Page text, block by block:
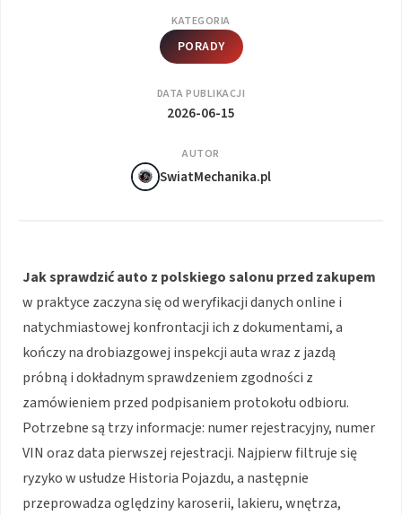
KATEGORIA
PORADY
DATA PUBLIKACJI
2026-06-15
AUTOR
SwiatMechanika.pl
Jak sprawdzić auto z polskiego salonu przed zakupem
w praktyce zaczyna się od weryfikacji danych online i
natychmiastowej konfrontacji ich z dokumentami, a
kończy na drobiazgowej inspekcji auta wraz z jazdą
próbną i dokładnym sprawdzeniem zgodności z
zamówieniem przed podpisaniem protokołu odbioru.
Potrzebne są trzy informacje: numer rejestracyjny, numer
VIN oraz data pierwszej rejestracji. Najpierw filtruje się
ryzyko w usłudze Historia Pojazdu, a następnie
przeprowadza oględziny karoserii, lakieru, wnętrza,